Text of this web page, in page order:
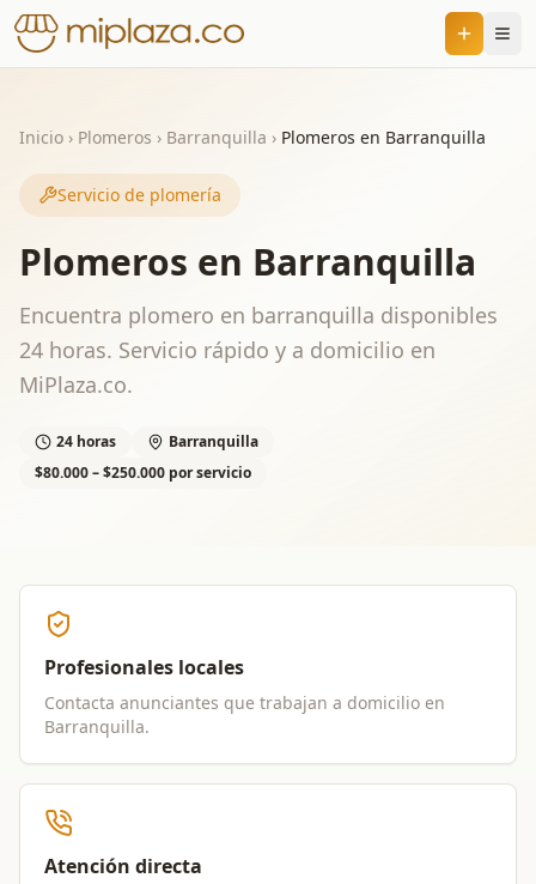
Inicio › Plomeros › Barranquilla › Plomeros en Barranquilla
Servicio de plomería
Plomeros en Barranquilla
Encuentra plomero en barranquilla disponibles
24 horas. Servicio rápido y a domicilio en
MiPlaza.co.
24 horas
Barranquilla
$80.000 – $250.000 por servicio
Profesionales locales
Contacta anunciantes que trabajan a domicilio en
Barranquilla.
Atención directa